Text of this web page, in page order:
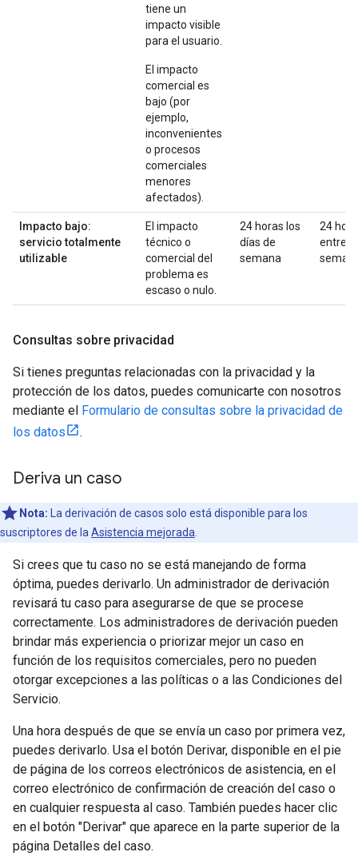
tiene un
impacto visible
para el usuario.
El impacto
comercial es
bajo (por
ejemplo,
inconvenientes
o procesos
comerciales
menores
afectados).
Impacto bajo:
servicio totalmente
utilizable
El impacto
técnico o
comercial del
problema es
escaso o nulo.
24 horas los
días de
semana
24
entre
Consultas sobre privacidad
Si tienes preguntas relacionadas con la privacidad y la
protección de los datos, puedes comunicarte con nosotros
mediante el Formulario de consultas sobre la privacidad de
los datos
.
Deriva un caso
Nota: La derivación de casos solo está disponible para los
suscriptores de la Asistencia mejorada
Si crees que tu caso no se está manejando de forma
óptima, puedes derivarlo. Un administrador de derivación
revisará tu caso para asegurarse de que se procese
correctamente. Los administradores de derivación pueden
brindar más experiencia o priorizar mejor un caso en
función de los requisitos comerciales, pero no pueden
otorgar excepciones a las políticas o a las Condiciones del
Servicio.
Una hora después de que se envía un caso por primera vez,
puedes derivarlo. Usa el botón Derivar, disponible en el pie
de página de los correos electrónicos de asistencia, en el
correo electrónico de confirmación de creación del caso o
en cualquier respuesta al caso. También puedes hacer clic
en el botón "Derivar" que aparece en la parte superior de la
página Detalles del caso.